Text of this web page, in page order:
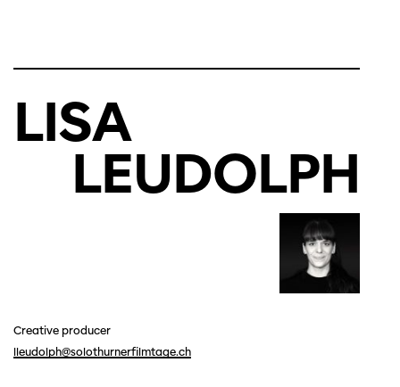
LISA
LEUDOLPH
Creative producer
lleudolph@solothurnerfilmtage.ch